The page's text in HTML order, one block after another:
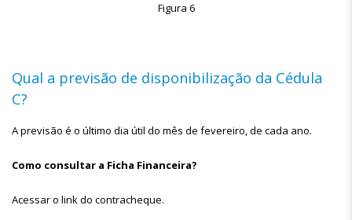
Figura 6
Qual a previsão de disponibilização da Cédula
C?
A previsão é o último dia útil do mês de fevereiro, de cada ano.
Como consultar a Ficha Financeira?
Acessar o link do contracheque.